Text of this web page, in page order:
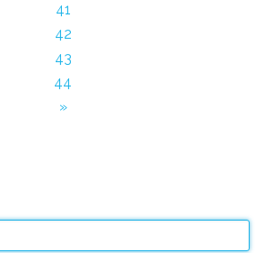
41
42
43
44
»